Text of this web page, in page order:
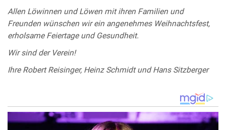
Allen Löwinnen und Löwen mit ihren Familien und
Freunden wünschen wir ein angenehmes Weihnachtsfest,
erholsame Feiertage und Gesundheit.
Wir sind der Verein!
Ihre Robert Reisinger, Heinz Schmidt und Hans Sitzberger